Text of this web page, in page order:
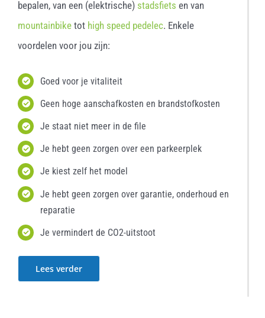
bepalen, van een (elektrische) stadsfiets en van
mountainbiketot high speed pedelec. Enkele
voordelen voor jou zijn:
Goed voor je vitaliteit
Geen hoge aanschafkosten en brandstofkosten
Je staat niet meer in de file
Je hebt geen zorgen over een parkeerplek
Je kiest zelf het model
Je hebt geen zorgen over garantie, onderhoud en
reparatie
Je vermindert de CO2-uitstoot
Lees verder